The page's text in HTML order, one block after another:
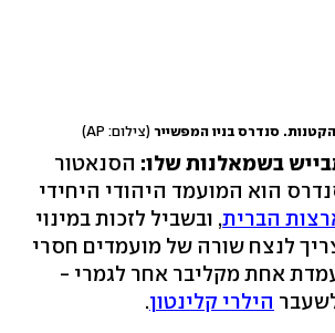
סנדרס בניו המפשייר (צילום: AP)
בשמאלנות שלו: הסנאטור
הוא המועמד היהודי היחידי
הברית, ובשביל לזכות במינוי
לנצח שורה של מועמדים חסרי
אחת מקליבר אחר לגמרי -
הילרי קלינטון.